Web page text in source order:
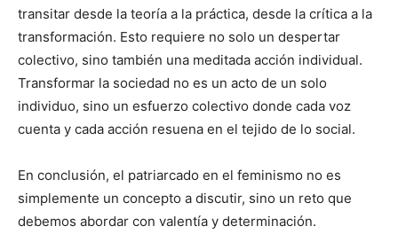
transitar desde la teoría a la práctica, desde la crítica a la
transformación. Esto requiere no solo un despertar
colectivo, sino también una meditada acción individual.
Transformar la sociedad no es un acto de un solo
individuo, sino un esfuerzo colectivo donde cada voz
cuenta y cada acción resuena en el tejido de lo social.
En conclusión, el patriarcado en el feminismo no es
simplemente un concepto a discutir, sino un reto que
debemos abordar con valentía y determinación.